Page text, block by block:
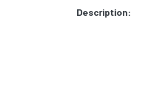
Description: